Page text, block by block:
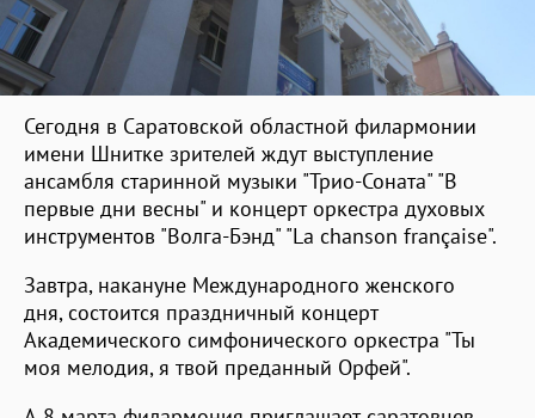
Сегодня в Саратовской областной филармонии
имени Шнитке зрителей ждут выступление
ансамбля старинной музыки "Трио-Соната" "В
первые дни весны" и концерт оркестра духовых
инструментов "Волга-Бэнд" "La chanson française".
Завтра, накануне Международного женского
дня, состоится праздничный концерт
Академического симфонического оркестра "Ты
моя мелодия, я твой преданный Орфей".